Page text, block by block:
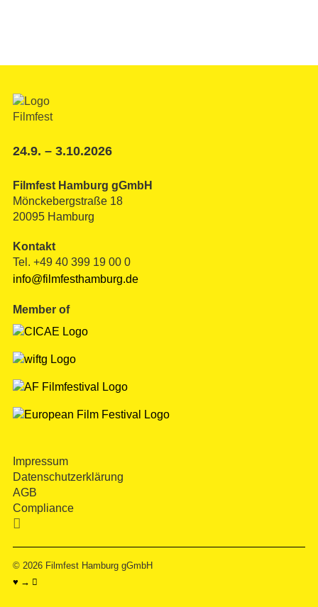
24.9. – 3.10.2026
Filmfest Hamburg gGmbH
Mönckebergstraße 18
20095 Hamburg
Kontakt
Tel. +49 40 399 19 00 0
info@filmfesthamburg.de
Member of
Impressum
Datenschutzerklärung
AGB
Compliance

© 2026 Filmfest Hamburg gGmbH
♥ → 